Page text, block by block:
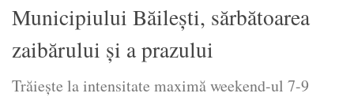
Municipiului Băilești, sărbătoarea
zaibărului și a prazului
Trăiește la intensitate maximă weekend-ul 7-9